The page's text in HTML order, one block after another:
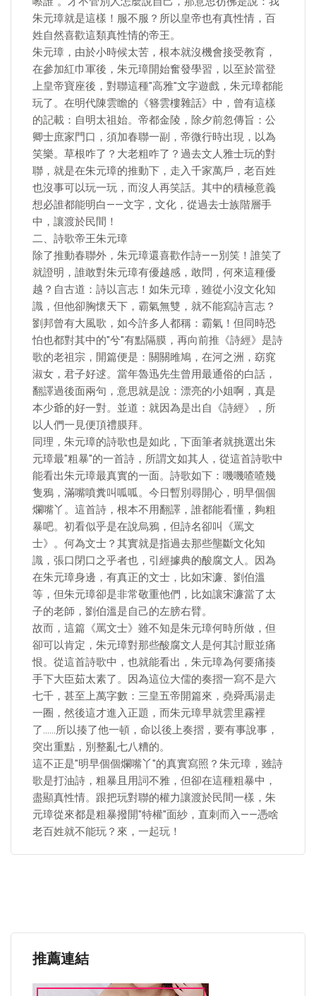
朱元璋就是這樣！服不服？所以皇帝也有真性情，百
姓自然喜歡這類真性情的帝王。
朱元璋，由於小時候太苦，根本就沒機會接受教育，
在參加紅巾軍後，朱元璋開始奮發學習，以至於當登
上皇帝寶座後，對聯這種"高雅"文字遊戲，朱元璋都能
玩了。在明代陳雲瞻的《簪雲樓雜話》中，曾有這樣
的記載：自明太祖始。帝都金陵，除夕前忽傳旨：公
卿士庶家門口，須加春聯一副，帝微行時出現，以為
笑樂。草根咋了？大老粗咋了？過去文人雅士玩的對
聯，就是在朱元璋的推動下，走入千家萬戶，老百姓
也沒事可以玩一玩，而沒人再笑話。其中的積極意義
想必誰都能明白——文字，文化，從過去士族階層手
中，讓渡於民間！
二、詩歌帝王朱元璋
除了推動春聯外，朱元璋還喜歡作詩——別笑！誰笑了
就證明，誰敢對朱元璋有優越感，敢問，何來這種優
越？自古道：詩以言志！如朱元璋，雖從小沒文化知
識，但他卻胸懷天下，霸氣無雙，就不能寫詩言志？
劉邦曾有大風歌，如今許多人都稱：霸氣！但同時恐
怕也都對其中的"兮"有點隔膜，再向前推《詩經》是詩
歌的老祖宗，開篇便是：關關雎鳩，在河之洲，窈窕
淑女，君子好逑。當年魯迅先生曾用最通俗的白話，
翻譯過後面兩句，意思就是說：漂亮的小姐啊，真是
本少爺的好一對。並道：就因為是出自《詩經》，所
以人們一見便頂禮膜拜。
同理，朱元璋的詩歌也是如此，下面筆者就挑選出朱
元璋最"粗暴"的一首詩，所謂文如其人，從這首詩歌中
能看出朱元璋最真實的一面。詩歌如下：嘰嘰喳喳幾
隻鴉，滿嘴噴糞叫呱呱。今日暫別尋開心，明早個個
爛嘴丫。這首詩，根本不用翻譯，誰都能看懂，夠粗
暴吧。初看似乎是在說烏鴉，但詩名卻叫《罵文
士》。何為文士？其實就是指過去那些壟斷文化知
識，張口閉口之乎者也，引經據典的酸腐文人。因為
在朱元璋身邊，有真正的文士，比如宋濂、劉伯溫
等，但朱元璋卻是非常敬重他們，比如讓宋濂當了太
子的老師，劉伯溫是自己的左膀右臂。
故而，這篇《罵文士》雖不知是朱元璋何時所做，但
卻可以肯定，朱元璋對那些酸腐文人是何其討厭並痛
恨。從這首詩歌中，也就能看出，朱元璋為何要痛揍
手下大臣茹太素了。因為這位大儒的奏摺一寫不是六
七千，甚至上萬字數：三皇五帝開篇來，堯舜禹湯走
一圈，然後這才進入正題，而朱元璋早就雲里霧裡
了……所以揍了他一頓，命以後上奏摺，要有事說事，
突出重點，別整亂七八糟的。
這不正是"明早個個爛嘴丫"的真實寫照？朱元璋，雖詩
歌是打油詩，粗暴且用詞不雅，但卻在這種粗暴中，
盡顯真性情。跟把玩對聯的權力讓渡於民間一樣，朱
元璋從來都是粗暴撥開"特權"面紗，直刺而入——憑啥
老百姓就不能玩？來，一起玩！
推薦連結